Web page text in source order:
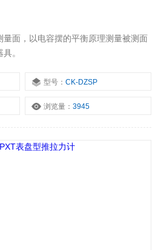
面，以电容摆的平衡原理测量被测面
。
型号：CK-DZSP
浏览量：3945